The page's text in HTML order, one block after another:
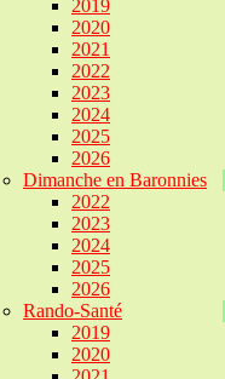
2019
2020
2021
2022
2023
2024
2025
2026
Dimanche en Baronnies
2022
2023
2024
2025
2026
Rando-Santé
2019
2020